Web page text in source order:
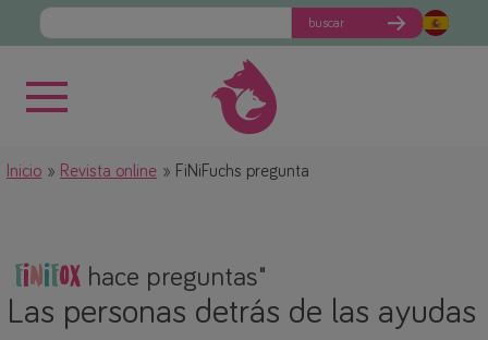
buscar
Inicio Revista online FiNiFuchs pregunta
FiNiFox hace preguntas"
Las personas detrás de las ayudas